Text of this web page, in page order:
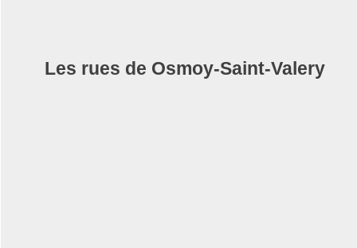
Les rues de Osmoy-Saint-Valery